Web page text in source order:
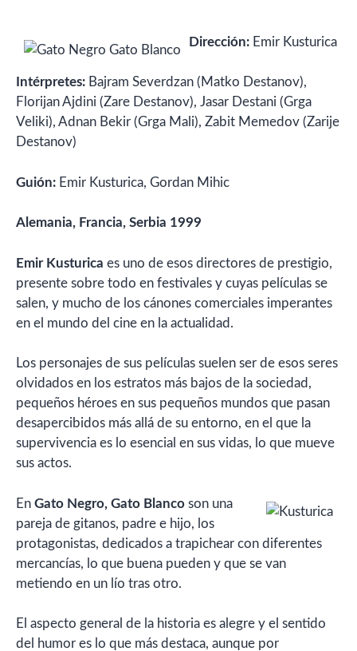
Dirección: Emir Kusturica
Intérpretes: Bajram Severdzan (Matko Destanov),
Florijan Ajdini (Zare Destanov), Jasar Destani (Grga
Veliki), Adnan Bekir (Grga Mali), Zabit Memedov (Zarije
Destanov)
Guión: Emir Kusturica, Gordan Mihic
Alemania, Francia, Serbia 1999
Emir Kusturica es uno de esos directores de prestigio,
presente sobre todo en festivales y cuyas películas se
salen, y mucho de los cánones comerciales imperantes
en el mundo del cine en la actualidad.
Los personajes de sus películas suelen ser de esos seres
olvidados en los estratos más bajos de la sociedad,
pequeños héroes en sus pequeños mundos que pasan
desapercibidos más allá de su entorno, en el que la
supervivencia es lo esencial en sus vidas, lo que mueve
sus actos.
En Gato Negro, Gato Blanco son una
pareja de gitanos, padre e hijo, los
protagonistas, dedicados a trapichear con diferentes
mercancías, lo que buena pueden y que se van
metiendo en un lío tras otro.
El aspecto general de la historia es alegre y el sentido
del humor es lo que más destaca, aunque por